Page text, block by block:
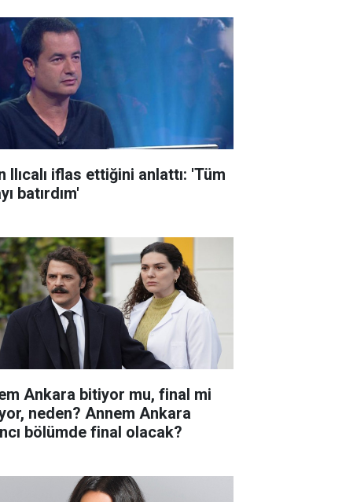
Ilıcalı iflas ettiğini anlattı: 'Tüm
batırdım'
Ankara bitiyor mu, final mi
neden? Annem Ankara
bölümde final olacak?